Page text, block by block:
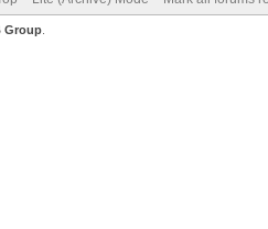
Group